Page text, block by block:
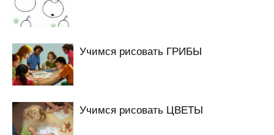
Учимся рисовать ГРИБЫ
Учимся рисовать ЦВЕТЫ